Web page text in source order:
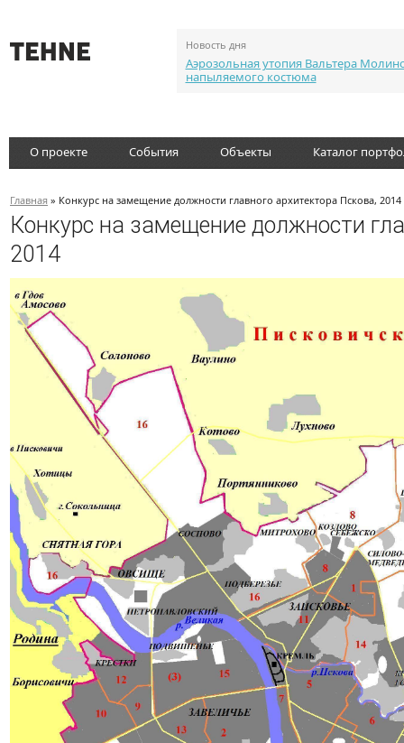
Новость дня
Аэрозольная утопия Вальтера
напыляемого костюма
О проекте События Объекты Каталог
Главная » Конкурс на замещение должности главного архитектора Пскова, 2014
Конкурс на замещение должности
2014